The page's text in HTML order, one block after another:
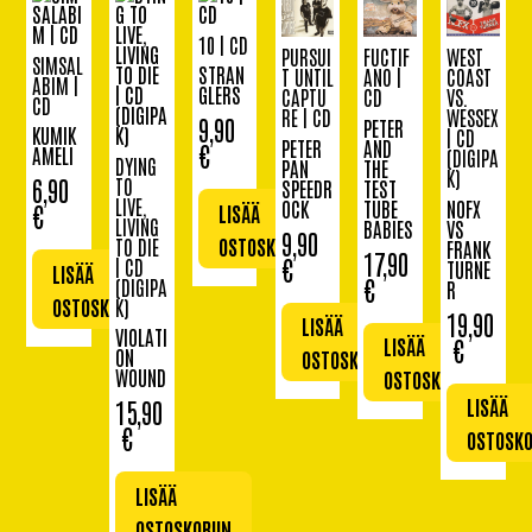
SIMSAL
ABIM |
CD
KUMIK
AMELI
6,90
€
LISÄÄ
OSTOSKORIIN
DYING
TO
LIVE,
LIVING
TO DIE
| CD
(DIGIPA
K)
VIOLATI
ON
WOUND
15,90
€
LISÄÄ
10 | CD
STRAN
GLERS
9,90
€
LISÄÄ
OSTOSKORIIN
PURSUI
T UNTIL
CAPTU
RE | CD
PETER
PAN
SPEEDR
OCK
9,90
€
LISÄÄ
OSTOSKORIIN
FUCTIF
ANO |
CD
PETER
AND
THE
TEST
TUBE
BABIES
17,90
€
LISÄÄ
OSTOSKORIIN
WEST
COAST
VS.
WESSEX
| CD
(DIGIPA
K)
NOFX
VS
FRANK
TURNE
R
19,90
€
LISÄÄ